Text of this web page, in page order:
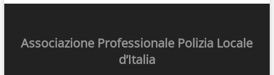
Associazione Professionale Polizia Locale
d’Italia